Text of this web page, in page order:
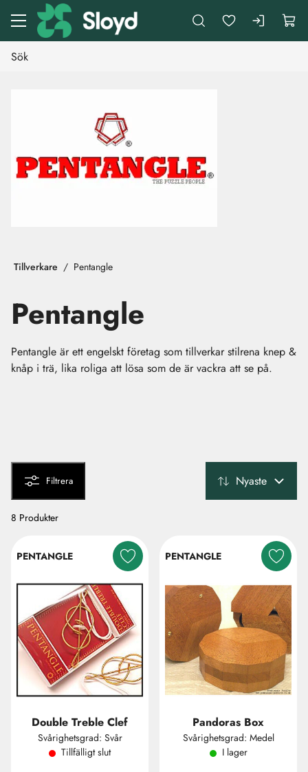
Gå till huvudinnehåll
Tillverkare Pentangle
Pentangle
Pentangle är ett engelskt företag som tillverkar stilrena knep &
knåp i trä, lika roliga att lösa som de är vackra att se på.
Filtrera Nyaste
8 Produkter
PENTANGLE
Double Treble Clef
Svårighetsgrad: Svår
Tillfälligt slut
PENTANGLE
Pandoras Box
Svårighetsgrad: Medel
I lager